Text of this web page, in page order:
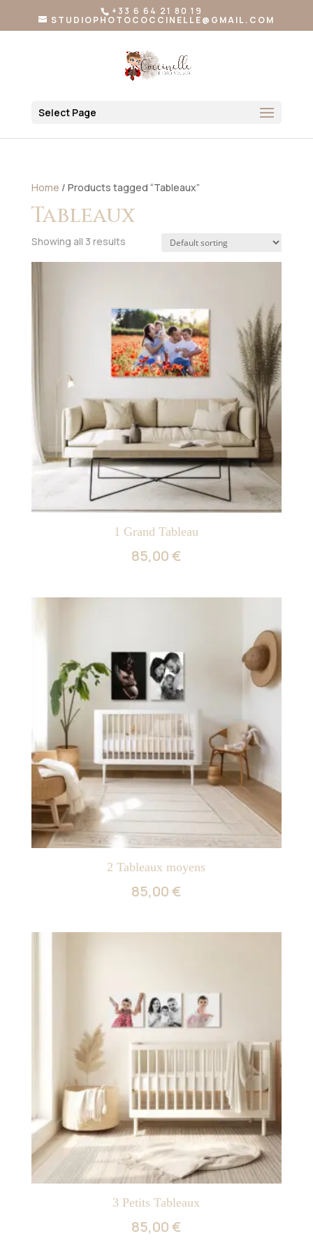
+33 6 64 21 80 19
STUDIOPHOTOCOCCINELLE@GMAIL.COM
Select Page
Home / Products tagged “Tableaux”
Tableaux
Showing all 3 results
1 Grand Tableau
85,00€
2 Tableaux moyens
85,00€
3 Petits Tableaux
85,00€